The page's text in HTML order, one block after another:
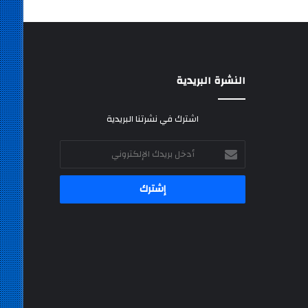
النشرة البريدية
اشترك في نشرتنا البريدية
أدخل
بريدك
الإلكتروني